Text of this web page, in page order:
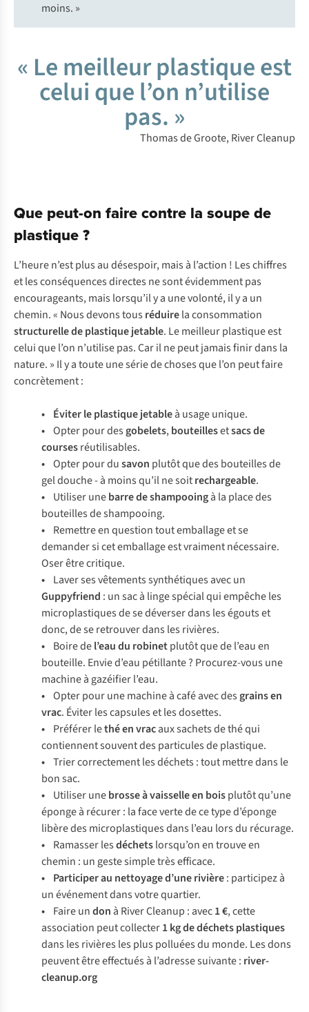
moins. »
« Le meilleur plastique est
celui que l’on n’utilise
pas. »
Thomas de Groote, River Cleanup
Que peut-on faire contre la soupe de
plastique ?
L’heure n’est plus au désespoir, mais à l’action ! Les chiffres
et les conséquences directes ne sont évidemment pas
encourageants, mais lorsqu’il y a une volonté, il y a un
chemin. « Nous devons tous réduirela consommation
structurelle de plastique jetable. Le meilleur plastique est
celui que l’on n’utilise pas. Car il ne peut jamais finir dans la
nature. » Il y a toute une série de choses que l’on peut faire
concrètement :
• Éviter le plastique jetableà usage unique.
• Opter pour des gobelets,bouteillesetsacs de
coursesréutilisables.
• Opter pour dusavon plutôt que des bouteilles de
gel douche - à moins qu’il ne soitrechargeable.
• Utiliser unebarre de shampooingà la place des
bouteilles de shampooing.
• Remettre en question tout emballage et se
demander si cet emballage est vraiment nécessaire.
Oser être critique.
• Laver ses vêtements synthétiques avec un
Guppyfriend : un sac à linge spécial qui empêche les
microplastiques de se déverser dans les égouts et
donc, de se retrouver dans les rivières.
• Boire del’eau du robinetplutôt que de l’eau en
bouteille. Envie d’eau pétillante ? Procurez-vous une
machine à gazéifier l’eau.
• Opter pour une machine à café avec des grains en
vrac. Éviter les capsules et les dosettes.
• Préférer lethé en vracaux sachets de thé qui
contiennent souvent des particules de plastique.
• Trier correctement les déchets : tout mettre dans le
bon sac.
• Utiliser unebrosse à vaisselle en boisplutôt qu’une
éponge à récurer : la face verte de ce type d’éponge
libère des microplastiques dans l’eau lors du récurage.
• Ramasser lesdéchetslorsqu’on en trouve en
chemin : un geste simple très efficace.
• Participer au nettoyage d’une rivière: participez à
un événement dans votre quartier.
• Faire undon à River Cleanup : avec1 €, cette
association peut collecter1 kg de déchets plastiques
dans les rivières les plus polluées du monde. Les dons
peuvent être effectués à l’adresse suivante : river-
cleanup.org